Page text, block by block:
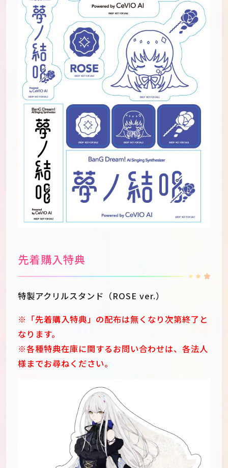
先着購入特典
特製アクリルスタンド（ROSE ver.）
※「先着購入特典」の配布は無くなり次第終了と
なります。
※各種特典在庫に関するお問い合わせは、各法人
様までお尋ねください。